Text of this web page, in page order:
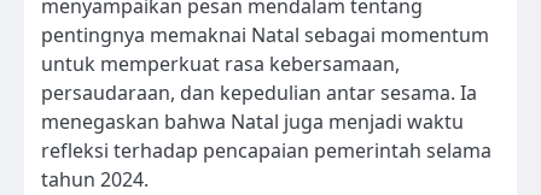
menyampaikan pesan mendalam tentang
pentingnya memaknai Natal sebagai momentum
untuk memperkuat rasa kebersamaan,
persaudaraan, dan kepedulian antar sesama. Ia
menegaskan bahwa Natal juga menjadi waktu
refleksi terhadap pencapaian pemerintah selama
tahun 2024.